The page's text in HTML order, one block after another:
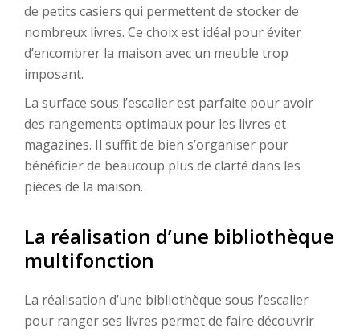
de petits casiers qui permettent de stocker de
nombreux livres. Ce choix est idéal pour éviter
d’encombrer la maison avec un meuble trop
imposant.
La surface sous l’escalier est parfaite pour avoir
des rangements optimaux pour les livres et
magazines. Il suffit de bien s’organiser pour
bénéficier de beaucoup plus de clarté dans les
pièces de la maison.
La réalisation d’une bibliothèque
multifonction
La réalisation d’une bibliothèque sous l’escalier
pour ranger ses livres permet de faire découvrir